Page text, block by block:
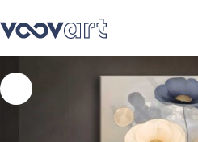
₺1.075,00 –₺3.420,00
-27%